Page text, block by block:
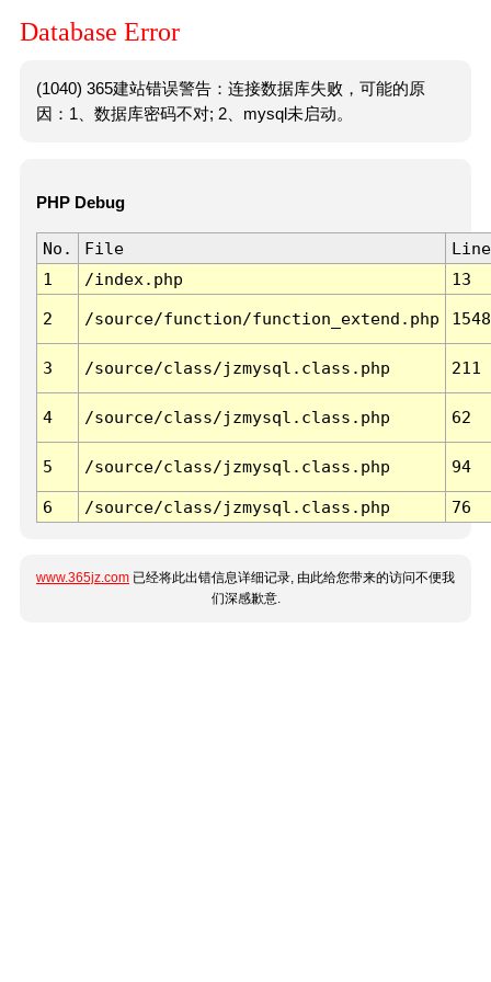
Database Error
(1040) 365建站错误警告：连接数据库失败，可能的原
因：1、数据库密码不对; 2、mysql未启动。
PHP Debug
No. File
Line
1
/index.php 13
2 /source/function/function_extend.php 1548
3 /source/class/jzmysql.class.php 211
4 /source/class/jzmysql.class.php 62
5 /source/class/jzmysql.class.php 94
6 /source/class/jzmysql.class.php 76
www.365jz.com 已经将此出错信息详细记录, 由此给您带来的访问不便我
们深感歉意.